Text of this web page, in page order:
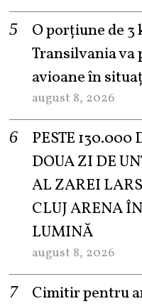
O porțiune de
Transilvania va
avioane în
august 8, 2026
PESTE
DOUA ZI DE
AL ZAREI
CLUJ ARENA
LUMINĂ
august 8, 2026
Cimitir pentru